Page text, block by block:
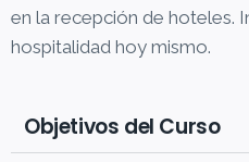
en la recepción de hoteles.
hospitalidad hoy mismo.
Objetivos del Curso